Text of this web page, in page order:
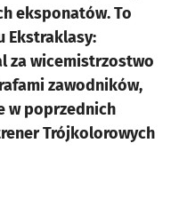
eksponatów. To
Ekstraklasy:
za wicemistrzostwo
zawodników,
w poprzednich
Trójkolorowych